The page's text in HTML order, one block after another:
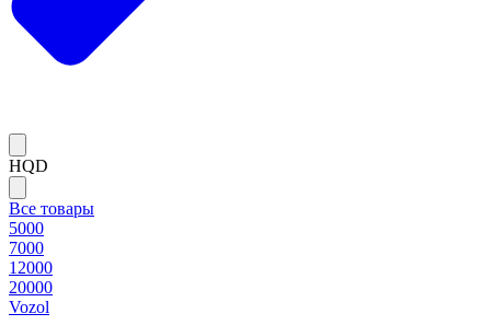
HQD
Все товары
5000
7000
12000
20000
Vozol